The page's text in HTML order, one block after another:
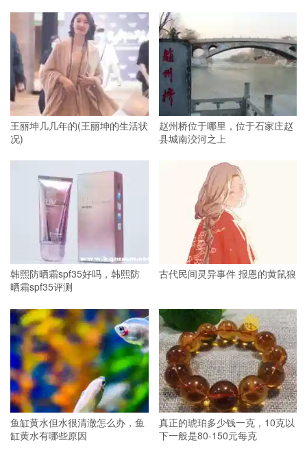
王丽坤几几年的(王丽坤的生活状
况)
赵州桥位于哪里，位于石家庄赵
县城南洨河之上
韩熙防晒霜spf35好吗，韩熙防
晒霜spf35评测
古代民间灵异事件 报恩的黄鼠狼
鱼缸黄水但水很清澈怎么办，鱼
缸黄水有哪些原因
真正的琥珀多少钱一克，10克以
下一般是80-150元每克